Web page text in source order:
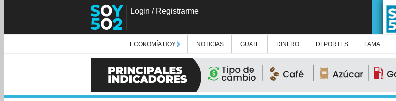
Login / Registrarme
ECONOMÍA HOY NOTICIAS GUATE DINERO DEPORTES FAMA